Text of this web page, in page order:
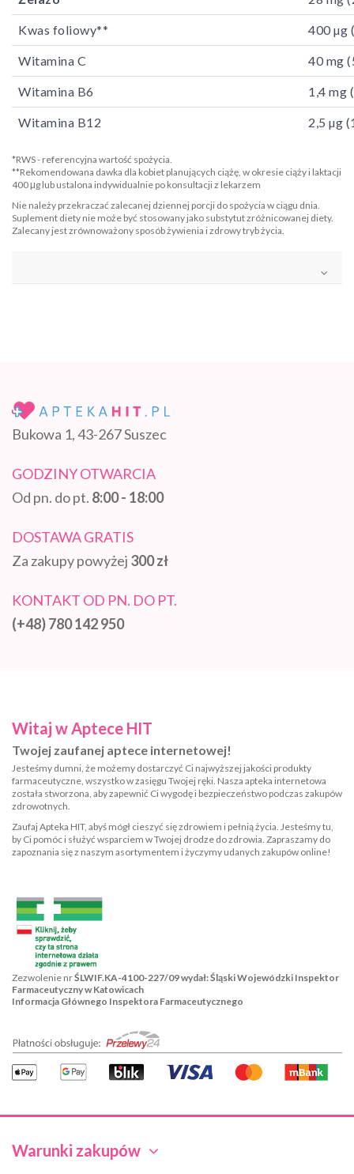
Kwas foliowy** 400 µg
Witamina C 40 mg
Witamina B6 1,4 mg
Witamina B12 2,5 µg
*RWS - referencyjna wartość spożycia.
**Rekomendowana dawka dla kobiet planujących ciążę, w okresie ciąży i laktacji
400 μg lub ustalona indywidualnie po konsultacji z lekarzem
Nie należy przekraczać zalecanej dziennej porcji do spożycia w ciągu dnia.
Suplement diety nie może być stosowany jako substytut zróżnicowanej diety.
Zalecany jest zrównoważony sposób żywienia i zdrowy tryb życia.
Bukowa 1, 43-267 Suszec
GODZINY OTWARCIA
Od pn. do pt. 8:00 - 18:00
DOSTAWA GRATIS
Za zakupy powyżej 300 zł
KONTAKT OD PN. DO PT.
(+48) 780 142 950
Warunki zakupów
Witaj w Aptece HIT
Twojej zaufanej aptece internetowej!
Jesteśmy dumni, że możemy dostarczyć Ci najwyższej jakości produkty
farmaceutyczne, wszystko w zasięgu Twojej ręki. Nasza apteka internetowa
została stworzona, aby zapewnić Ci wygodę i bezpieczeństwo podczas zakupów
zdrowotnych.
Zaufaj Apteka HIT, abyś mógł cieszyć się zdrowiem i pełnią życia. Jesteśmy tu,
by Ci pomóc i służyć wsparciem w Twojej drodze do zdrowia. Zapraszamy do
zapoznania się z naszym asortymentem i życzymy udanych zakupów online!
Zezwolenie nrŚLWIF.KA-4100-227/09 wydał: Śląski Wojewódzki Inspektor
Farmaceutyczny w Katowicach
Informacja Głównego Inspektora Farmaceutycznego